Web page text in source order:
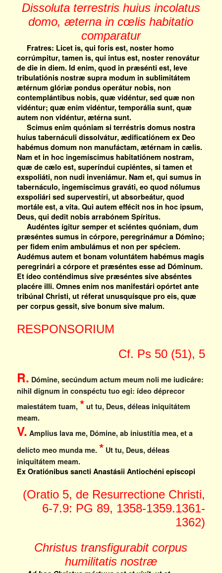
Dissoluta terrestris huius incolatus
domo, æterna in cœlis habitatio
comparatur
Fratres: Licet is, qui foris est, noster homo
corrúmpitur, tamen is, qui intus est, noster renovátur
de die in diem. Id enim, quod in præsénti est, leve
tribulatiónis nostræ supra modum in sublimitátem
ætérnum glóriæ pondus operátur nobis, non
contemplántibus nobis, quæ vidéntur, sed quæ non
vidéntur; quæ enim vidéntur, temporália sunt, quæ
autem non vidéntur, ætérna sunt.
Scimus enim quóniam si terréstris domus nostra
huius tabernáculi dissolvátur, ædificatiónem ex Deo
habémus domum non manufáctam, ætérnam in cælis.
Nam et in hoc ingemíscimus habitatiónem nostram,
quæ de cælo est, superíndui cupiéntes, si tamen et
exspoliáti, non nudi inveniámur. Nam et, qui sumus in
tabernáculo, ingemíscimus graváti, eo quod nólumus
exspoliári sed supervestíri, ut absorbeátur, quod
mortále est, a vita. Qui autem effécit nos in hoc ipsum,
Deus, qui dedit nobis arrabónem Spíritus.
Audéntes ígitur semper et sciéntes quóniam, dum
præséntes sumus in córpore, peregrinámur a Dómino;
per fidem enim ambulámus et non per spéciem.
Audémus autem et bonam voluntátem habémus magis
peregrinári a córpore et præséntes esse ad Dóminum.
Et ídeo conténdimus sive præséntes sive abséntes
placére illi. Omnes enim nos manifestári opórtet ante
tribúnal Christi, ut réferat unusquísque pro eis, quæ
per corpus gessit, sive bonum sive malum.
RESPONSORIUM
Cf. Ps 50 (51), 5
R. Dómine, secúndum actum meum noli me iudicáre:
nihil dignum in conspéctu tuo egi: ídeo déprecor
maiestátem tuam, * ut tu, Deus, déleas iniquitátem
meam.
V. Amplius lava me, Dómine, ab iniustítia mea, et a
delícto meo munda me. * Ut tu, Deus, déleas
iniquitátem meam.
Ex Oratiónibus sancti Anastásii Antiochéni epíscopi
(Oratio 5, de Resurrectione Christi,
6-7.9: PG 89, 1358-1359.1361-
1362)
Christus transfigurabit corpus
humilitatis nostræ